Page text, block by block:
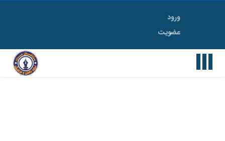
Toggle
navigation
ورود
عضویت